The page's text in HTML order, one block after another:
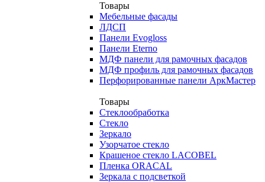
Товары
Мебельные фасады
ЛДСП
Панели Evogloss
Панели Eterno
МДФ панели для рамочных фасадов
МДФ профиль для рамочных фасадов
Перфорированные панели АркМастер
Товары
Стеклообработка
Стекло
Зеркало
Узорчатое стекло
Крашеное стекло LACOBEL
Пленка ORACAL
Зеркала с подсветкой